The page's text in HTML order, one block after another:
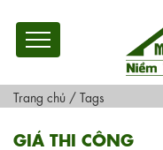
Trang chủ / Tags
GIÁ THI CÔNG